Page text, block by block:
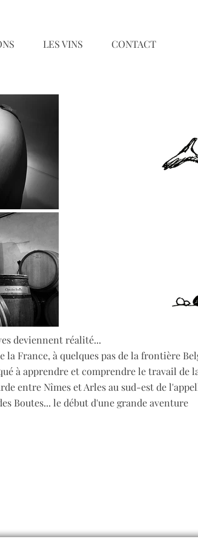
LES VINS CONTACT
deviennent réalité...
France, à quelques pas de la frontière
à apprendre et comprendre le travail de
entre Nîmes et Arles au sud-est de
Boutes... le début d'une grande aventure